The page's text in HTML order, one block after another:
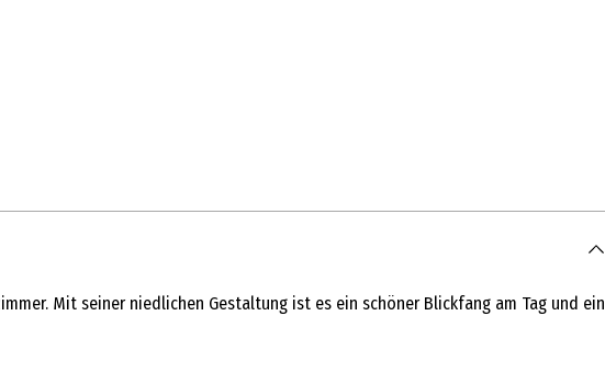
Mit seiner niedlichen Gestaltung ist es ein schöner Blickfang am Tag und ein